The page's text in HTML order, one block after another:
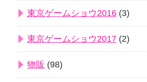
東京ゲームショウ2016 (3)
東京ゲームショウ2017 (2)
物販 (98)